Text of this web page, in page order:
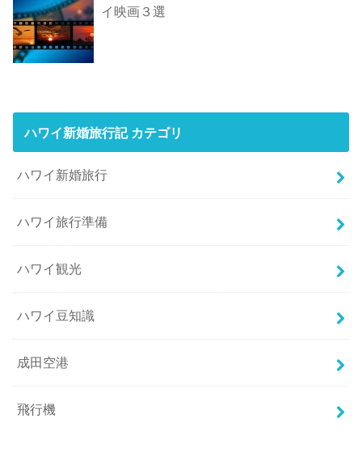
イ映画３選
ハワイ新婚旅行記 カテゴリ
ハワイ新婚旅行
ハワイ旅行準備
ハワイ観光
ハワイ豆知識
成田空港
飛行機